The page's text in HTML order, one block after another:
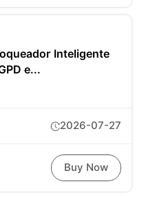
Inteligente
e...
2026-07-27
Buy Now